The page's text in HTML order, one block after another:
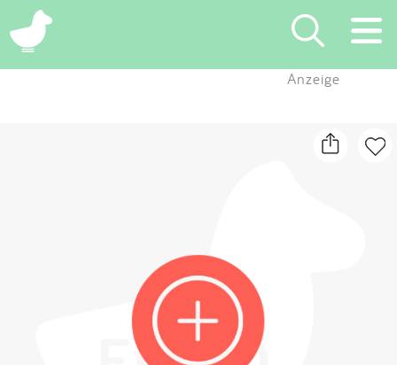
×
Blog
Partner
Kontakt
Anzeige